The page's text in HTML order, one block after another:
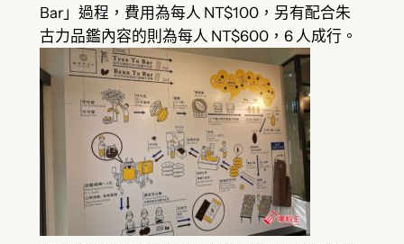
Bar」過程，費用為每人 NT$100，另有配合朱
古力品鑑內容的則為每人 NT$600，6 人成行。